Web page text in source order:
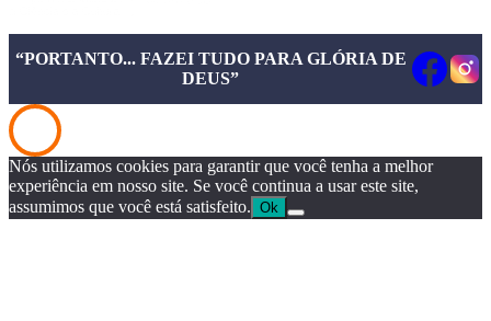
“PORTANTO... FAZEI TUDO PARA GLÓRIA DE
DEUS”
Nós utilizamos cookies para garantir que você tenha a melhor
experiência em nosso site. Se você continua a usar este site,
assumimos que você está satisfeito. Ok